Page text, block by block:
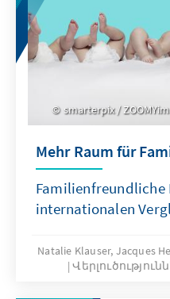
smarterpix /
Mehr Raum für
internationalen
Natalie Klauser, Jacques